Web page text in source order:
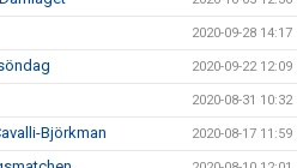
2020-09-28 14:17
2020-09-22 12:09
2020-08-31 10:32
Björkman 2020-08-17 11:59